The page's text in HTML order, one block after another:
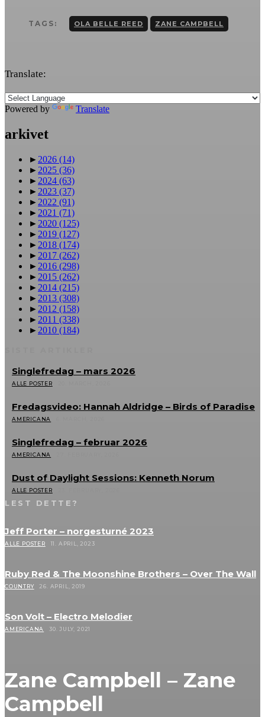
Zane Campbell – Zane
Campbell
TAGS: OLA BELLE REED ZANE CAMPBELL
Translate:
Powered by Translate
arkivet
► 2026 (14)
► 2025 (36)
► 2024 (63)
► 2023 (37)
► 2022 (91)
► 2021 (71)
► 2020 (125)
► 2019 (127)
► 2018 (174)
► 2017 (262)
► 2016 (298)
► 2015 (262)
► 2014 (215)
► 2013 (308)
► 2012 (158)
► 2011 (338)
► 2010 (184)
Singlefredag – mars 2026
ALLE POSTER
Fredagsvideo: Hannah Aldridge – Birds of Paradise
AMERICANA
Singlefredag – februar 2026
AMERICANA
Dust of Daylight Sessions: Kenneth Norum
ALLE POSTER
LEST DETTE?
Jeff Porter – norgesturné 2023
ALLE POSTER 11. APRIL, 2023
Ruby Red & The Moonshine Brothers – Over The Wall
COUNTRY 26. APRIL, 2019
Son Volt – Electro Melodier
AMERICANA 30. JULY, 2021